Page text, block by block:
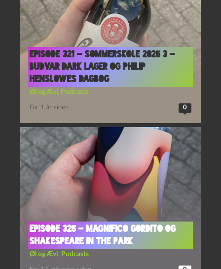
Episode 321 – Sommerskole 2025 3 –
Budvar Dark Lager og Philip
Henslowes Dagbog
Øl og Ævl , Podcasts
For 1 år siden 0
Episode 325 – Magnifico Gordito og
Shakespeare in the Park
Øl og Ævl , Podcasts